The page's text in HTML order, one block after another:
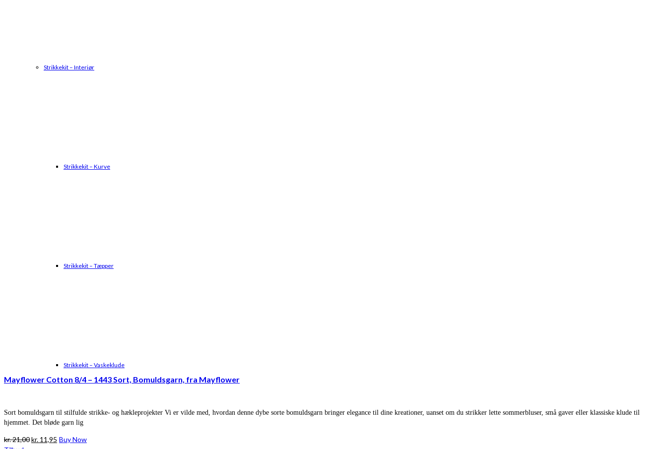
Strikkekit – Interiør
Strikkekit – Kurve
Strikkekit – Tæpper
Strikkekit – Vaskeklude
Mayflower Cotton 8/4 – 1443 Sort, Bomuldsgarn, fra Mayflower
Sort bomuldsgarn til stilfulde strikke- og hækleprojekter Vi er vilde med, hvordan denne dybe sorte bomuldsgarn bringer elegance til dine kreationer, uanset om du strikker lette sommerbluser, små gaver eller klassiske klude til
hjemmet. Det bløde garn lig
kr.21,00Den
kr. 11,95 Den
Buy Now